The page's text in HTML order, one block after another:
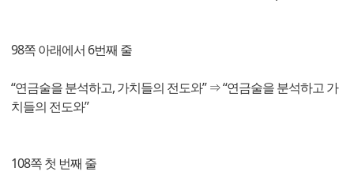
98쪽 아래에서 6번째 줄
“연금술을 분석하고, 가치들의 전도와” ⇒ “연금술을 분석하고 가
치들의 전도와”
108쪽 첫 번째 줄